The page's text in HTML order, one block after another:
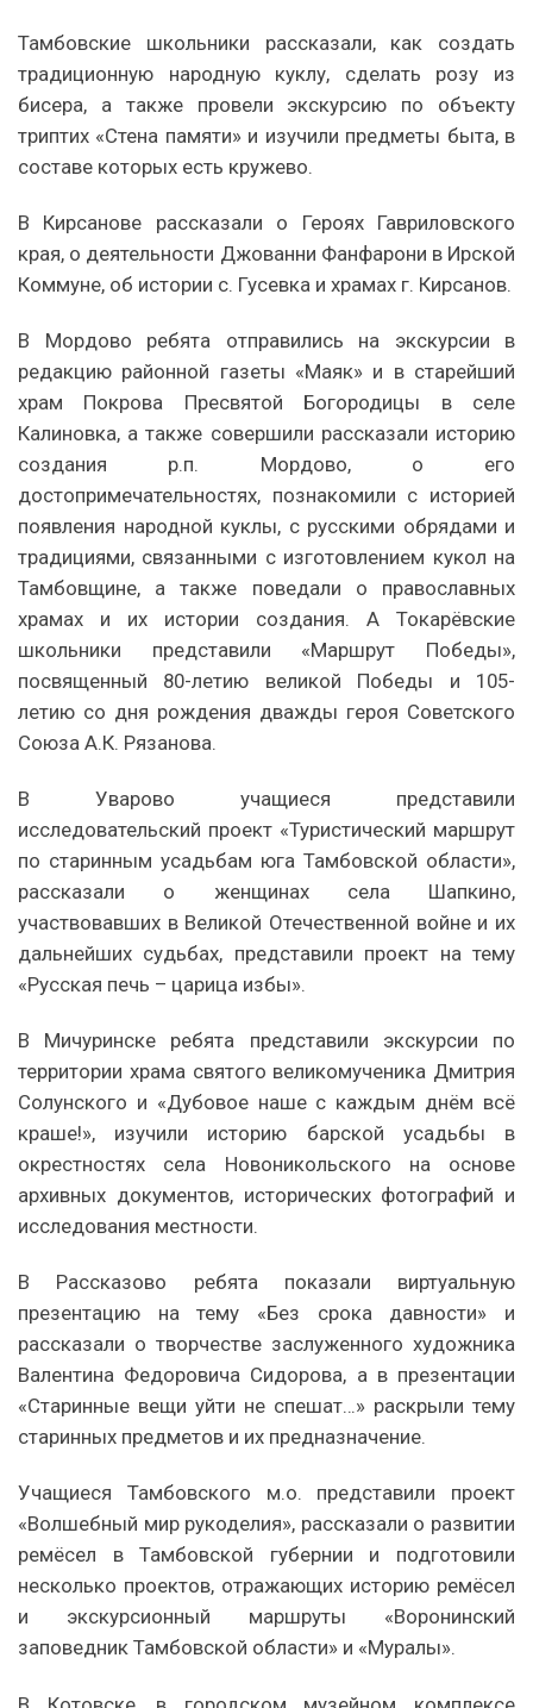
Тамбовские школьники рассказали, как создать
традиционную народную куклу, сделать розу из
бисера, а также провели экскурсию по объекту
триптих «Стена памяти» и изучили предметы быта, в
составе которых есть кружево.
В Кирсанове рассказали о Героях Гавриловского
края, о деятельности Джованни Фанфарони в Ирской
Коммуне, об истории с. Гусевка и храмах г. Кирсанов.
В Мордово ребята отправились на экскурсии в
редакцию районной газеты «Маяк» и в старейший
храм Покрова Пресвятой Богородицы в селе
Калиновка, а также совершили рассказали историю
создания р.п. Мордово, о его
достопримечательностях, познакомили с историей
появления народной куклы, с русскими обрядами и
традициями, связанными с изготовлением кукол на
Тамбовщине, а также поведали о православных
храмах и их истории создания. А Токарёвские
школьники представили «Маршрут Победы»,
посвященный 80-летию великой Победы и 105-
летию со дня рождения дважды героя Советского
Союза А.К. Рязанова.
В Уварово учащиеся представили
исследовательский проект «Туристический маршрут
по старинным усадьбам юга Тамбовской области»,
рассказали о женщинах села Шапкино,
участвовавших в Великой Отечественной войне и их
дальнейших судьбах, представили проект на тему
«Русская печь – царица избы».
В Мичуринске ребята представили экскурсии по
территории храма святого великомученика Дмитрия
Солунского и «Дубовое наше с каждым днём всё
краше!», изучили историю барской усадьбы в
окрестностях села Новоникольского на основе
архивных документов, исторических фотографий и
исследования местности.
В Рассказово ребята показали виртуальную
презентацию на тему «Без срока давности» и
рассказали о творчестве заслуженного художника
Валентина Федоровича Сидорова, а в презентации
«Старинные вещи уйти не спешат…» раскрыли тему
старинных предметов и их предназначение.
Учащиеся Тамбовского м.о. представили проект
«Волшебный мир рукоделия», рассказали о развитии
ремёсел в Тамбовской губернии и подготовили
несколько проектов, отражающих историю ремёсел
и экскурсионный маршруты «Воронинский
заповедник Тамбовской области» и «Муралы».